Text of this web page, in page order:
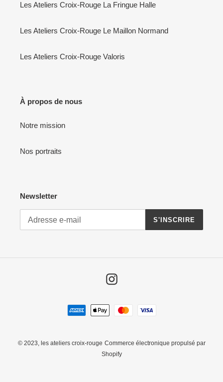
Les Ateliers Croix-Rouge La Fringue Halle
Les Ateliers Croix-Rouge Le Maillon Normand
Les Ateliers Croix-Rouge Valoris
À propos de nous
Notre mission
Nos portraits
Newsletter
S'INSCRIRE
Instagram
Moyens
de
© 2023, les ateliers croix-rouge Commerce électronique propulsé par
Shopify